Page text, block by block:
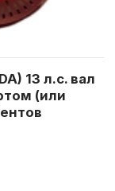
13 л.с. вал
(или